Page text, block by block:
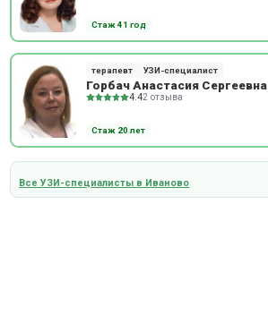
Стаж 41 год
терапевт УЗИ-специалист
Горбач Анастасия Сергеевна
4.42 отзыва
Стаж 20 лет
Все УЗИ-специалисты в Иваново